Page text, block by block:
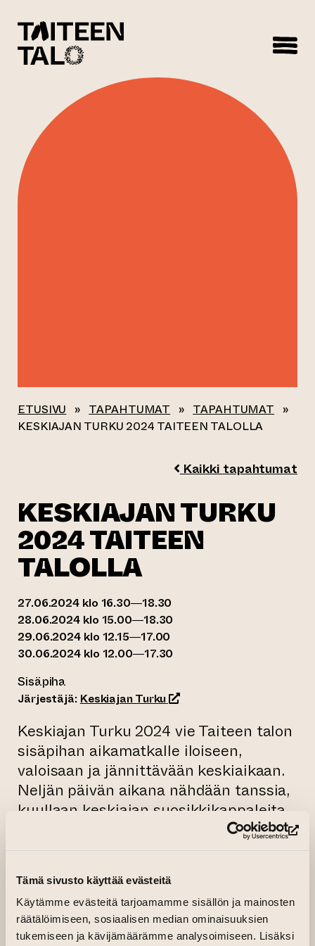
Tämä sivusto käyttää evästeitä
Käytämme evästeitä tarjoamamme sisällön ja mainosten
räätälöimiseen, sosiaalisen median ominaisuuksien
tukemiseen ja kävijämäärämme analysoimiseen. Lisäksi
ETUSIVU » TAPAHTUMAT » TAPAHTUMAT »
KESKIAJAN TURKU 2024 TAITEEN TALOLLA
Kaikki tapahtumat
KESKIAJAN TURKU
2024 TAITEEN
TALOLLA
27.06.2024 klo 16.30—18.30
28.06.2024 klo 15.00—18.30
29.06.2024 klo 12.15—17.00
30.06.2024 klo 12.00—17.30
Sisäpiha
Järjestäjä: Keskiajan Turku (siirtyy toiseen
Keskiajan Turku 2024 vie Taiteen talon
sisäpihan aikamatkalle iloiseen,
valoisaan ja jännittävään keskiaikaan.
Neljän päivän aikana nähdään tanssia,
kuullaan keskiajan suosikkikappaleita,
lähdetään satuseikkailulle ja nähdään
jännittävä miekkailunäytös!
27.6. torstai
Tanssia, Unikankare klo 16:30 ja 17:30
(säestys: Yrjänä Ermala, Kati Hatakka, Samuli